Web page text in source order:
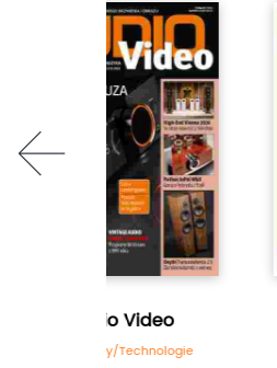
Digital
prev